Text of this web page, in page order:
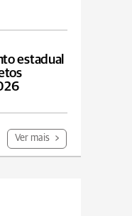
estadual
Ver mais